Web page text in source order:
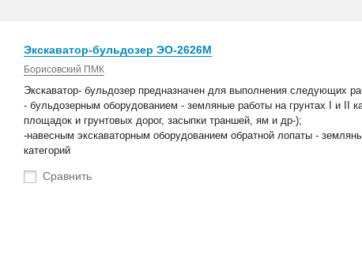
Экскаватор-бульдозер ЭО-2626М
Борисовский ПМК
Экскаватор- бульдозер предназначен для выполнения следующих
- бульдозерным оборудованием - земляные работы на грунтах I и II
площадок и грунтовых дорог, засыпки траншей, ям и др-);
-навесным экскаваторным оборудованием обратной лопаты -
категорий
Сравнить